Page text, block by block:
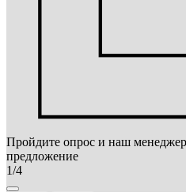
Пройдите опрос и наш
предложение
1/4